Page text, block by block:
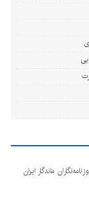
ماندگار ایران